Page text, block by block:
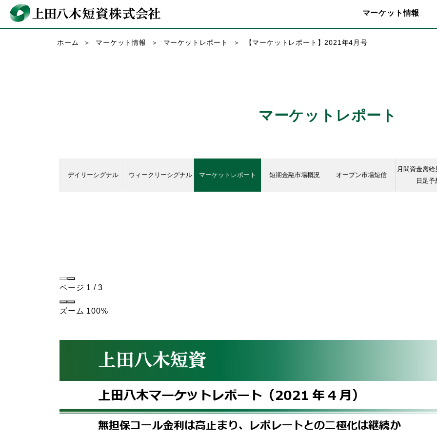
マーケット情報
ホーム マーケット情報 マーケットレポート 【マーケットレポート】2021年4月号
マーケットレポート
デイリーシグナル ウィークリーシグナル マーケットレポート 短期金融市場概況 オープン市場短信
月間資金需給
日足予
ページ 1 /3
ズーム 100%